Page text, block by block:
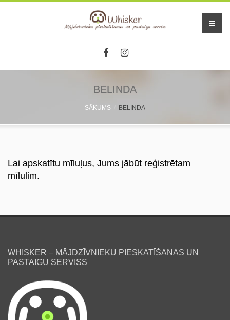
lv
BELINDA
SĀKUMS BELINDA
Lai apskatītu mīluļus, Jums jābūt reģistrētam
mīlulim.
WHISKER – MĀJDZĪVNIEKU PIESKATĪŠANAS UN
PASTAIGU SERVISS